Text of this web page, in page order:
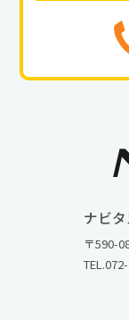
ナビ
〒590-
TEL.